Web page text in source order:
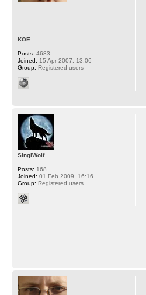
KOE
Posts: 4683
Joined: 15 Apr 2007, 13:06
Group: Registered users
SinglWolf
Posts: 168
Joined: 01 Feb 2009, 16:16
Group: Registered users